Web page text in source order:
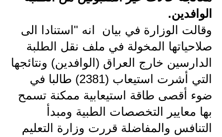
الاخبار الرياضية
المدارس
اخبار وقرارات وزارة التربية
نتائج الامتحانات
المرحلة الابتدائية
الوافدين.
وقالت الوزارة في بيان انه "استنادا الى
صلاحياتها المخولة في ملف نقل الطلبة
الدارسين خارج العراق (الوافدين) ونتائجها
التي أشرت استيعاب (2381) طالبا في
ضوء أقصى طاقة استيعابية ممكنة تسمح
بها معايير التخصصات الطبية ومبدأ
التنافس والمفاضلة قررت وزارة التعليم